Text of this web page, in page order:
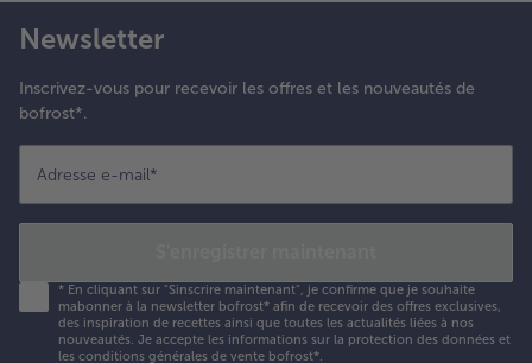
Newsletter
Inscrivez-vous pour recevoir les offres et les nouveautés de
bofrost*.
Adresse e-mail*
* En cliquant sur "Sinscrire maintenant", je confirme que je souhaite
mabonner à la newsletter bofrost* afin de recevoir des offres exclusives,
des inspiration de recettes ainsi que toutes les actualités liées à nos
nouveautés. Je accepte les informations sur la protection des données et
les conditions générales de vente bofrost*.